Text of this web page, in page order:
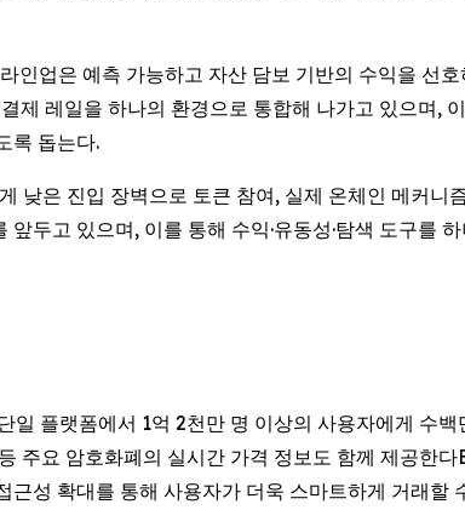
업은 예측 가능하고 자산 담보 기반의 수익을 선
레일을 하나의 환경으로 통합해 나가고 있으며,
록 돕는다.
은 진입 장벽으로 토큰 참여, 실제 온체인 메커니
두고 있으며, 이를 통해 수익·유동성·탐색 도구를
플랫폼에서 1억 2천만 명 이상의 사용자에게 수백
등 주요 암호화폐의 실시간 가격 정보도 함께 제공한
근성 확대를 통해 사용자가 더욱 스마트하게 거래할